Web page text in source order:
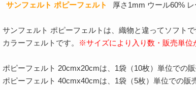
サンフェルト ポピーフェルト 厚さ1mm ウール60%
サンフェルト ポピーフェルトは、織物と違ってソフト
カラーフェルトです。
※サイズにより入り数・販売単位
ポピーフェルト 20cmx20cmは、1袋（10枚）単位での
ポピーフェルト 40cmx40cmは、1袋（5枚）単位での販